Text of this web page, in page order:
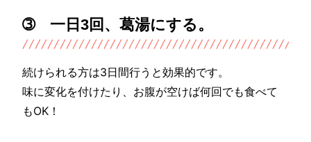
➂ 一日3回、葛湯にする。
続けられる方は3日間行うと効果的です。
味に変化を付けたり、お腹が空けば何回でも食べて
もOK！